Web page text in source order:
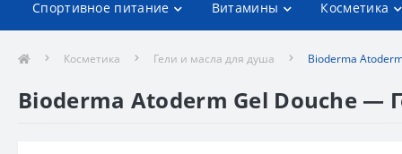
Спортивное питание Витамины Косметика
Косметика Гели и масла для душа Bioderma
Bioderma Atoderm Gel Douche —